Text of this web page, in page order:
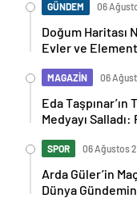
GÜNDEM 06
Doğum Haritası
Evler ve
MAGAZİN 06
Eda
Medyayı
SPOR 06 Ağustos
Arda Güler’in
Dünya